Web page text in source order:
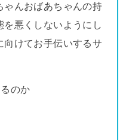
ゃんおばあちゃんの持
を悪くしないようにし
向けてお手伝いするサ
のか